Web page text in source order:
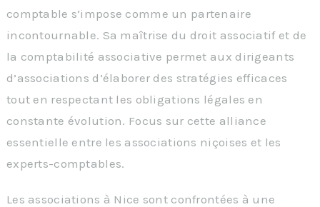
comptable s’impose comme un partenaire
incontournable. Sa maîtrise du droit associatif et de
la comptabilité associative permet aux dirigeants
d’associations d’élaborer des stratégies efficaces
tout en respectant les obligations légales en
constante évolution. Focus sur cette alliance
essentielle entre les associations niçoises et les
experts-comptables.
Les associations à Nice sont confrontées à une